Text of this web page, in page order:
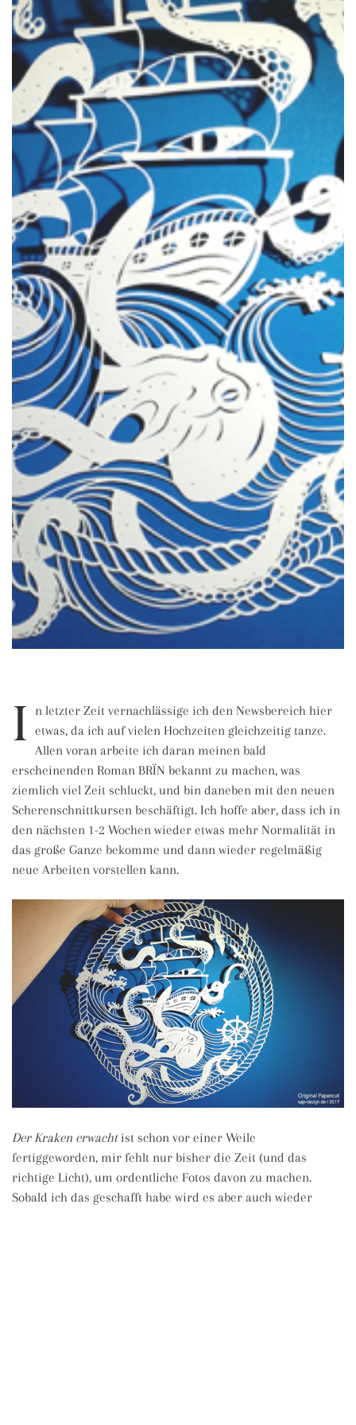
I
n letzter Zeit vernachlässige ich den Newsbereich hier
etwas, da ich auf vielen Hochzeiten gleichzeitig tanze.
Allen voran arbeite ich daran meinen bald
erscheinenden Roman BRÏN bekannt zu machen, was
ziemlich viel Zeit schluckt, und bin daneben mit den neuen
Scherenschnittkursen beschäftigt. Ich hoffe aber, dass ich in
den nächsten 1-2 Wochen wieder etwas mehr Normalität in
das große Ganze bekomme und dann wieder regelmäßig
neue Arbeiten vorstellen kann.
Der Kraken erwachtist schon vor einer Weile
fertiggeworden, mir fehlt nur bisher die Zeit (und das
richtige Licht), um ordentliche Fotos davon zu machen.
Sobald ich das geschafft habe wird es aber auch wieder